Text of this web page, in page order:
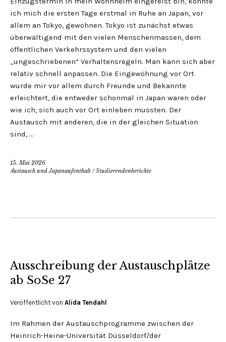
ich mich die ersten Tage erstmal in Ruhe an Japan, vor
allem an Tokyo, gewöhnen. Tokyo ist zunächst etwas
überwältigend mit den vielen Menschenmassen, dem
öffentlichen Verkehrssystem und den vielen
„ungeschriebenen“ Verhaltensregeln. Man kann sich aber
relativ schnell anpassen. Die Eingewöhnung vor Ort
wurde mir vor allem durch Freunde und Bekannte
erleichtert, die entweder schonmal in Japan waren oder
wie ich, sich auch vor Ort einleben mussten. Der
Austausch mit anderen, die in der gleichen Situation
sind, …
15. Mai 2026
Austausch und Japanaufenthalt /Studierendenberichte
Ausschreibung der Austauschplätze
ab SoSe 27
Veröffentlicht von Alida Tendahl
Im Rahmen der Austauschprogramme zwischen der
Heinrich-Heine-Universität Düsseldorf/der